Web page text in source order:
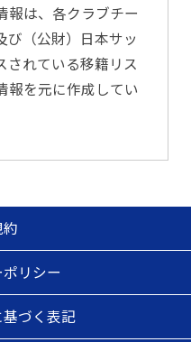
報は、各クラブチー
び（公財）日本サッ
されている移籍リス
報を元に作成してい
リシー
づく表記